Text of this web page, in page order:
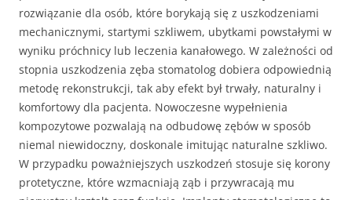
rozwiązanie dla osób, które borykają się z uszkodzeniami
mechanicznymi, startymi szkliwem, ubytkami powstałymi w
wyniku próchnicy lub leczenia kanałowego. W zależności od
stopnia uszkodzenia zęba stomatolog dobiera odpowiednią
metodę rekonstrukcji, tak aby efekt był trwały, naturalny i
komfortowy dla pacjenta. Nowoczesne wypełnienia
kompozytowe pozwalają na odbudowę zębów w sposób
niemal niewidoczny, doskonale imitując naturalne szkliwo.
W przypadku poważniejszych uszkodzeń stosuje się korony
protetyczne, które wzmacniają ząb i przywracają mu